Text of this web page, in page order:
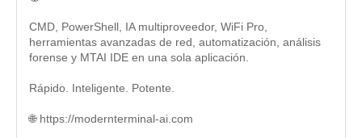
CMD, PowerShell, IA multiproveedor, WiFi Pro,
herramientas avanzadas de red, automatización, análisis
forense y MTAI IDE en una sola aplicación.
Rápido. Inteligente. Potente.
🌐 https://modernterminal-ai.com